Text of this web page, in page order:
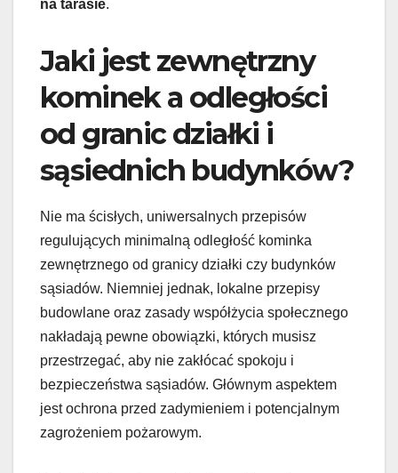
na tarasie.
Jaki jest zewnętrzny
kominek a odległości
od granic działki i
sąsiednich budynków?
Nie ma ścisłych, uniwersalnych przepisów
regulujących minimalną odległość kominka
zewnętrznego od granicy działki czy budynków
sąsiadów. Niemniej jednak, lokalne przepisy
budowlane oraz zasady współżycia społecznego
nakładają pewne obowiązki, których musisz
przestrzegać, aby nie zakłócać spokoju i
bezpieczeństwa sąsiadów. Głównym aspektem
jest ochrona przed zadymieniem i potencjalnym
zagrożeniem pożarowym.